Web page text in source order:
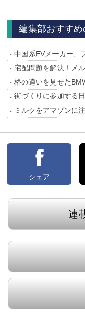
編集部おすす
中国系EVメーカー、
宅配問題を解決！メ
格の違いを見せた
街づくりに参加する
ミルクをアマゾンに
シェア
連